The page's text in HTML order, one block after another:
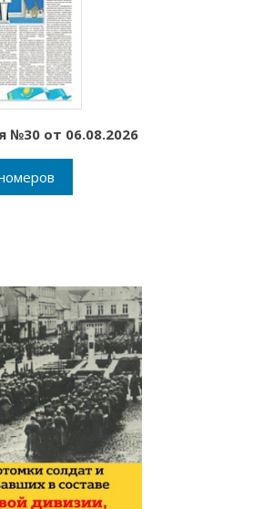
№30 от 06.08.2026